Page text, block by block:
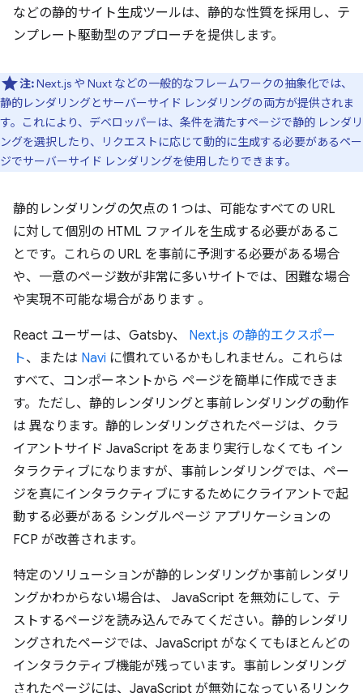
などの静的サイト生成ツールは、静的な性質を採用し、テ
ンプレート駆動型のアプローチを提供します。
注:Next.js や Nuxt などの一般的なフレームワークの抽象化では、
静的レンダリングとサーバーサイド レンダリングの両方が提供されま
す。これにより、デベロッパーは、条件を満たすページで静的 レンダリ
ングを選択したり、リクエストに応じて動的に生成する必要があるペー
ジでサーバーサイド レンダリングを使用したりできます。
静的レンダリングの欠点の 1 つは、可能なすべての URL
に対して個別の HTML ファイルを生成する必要があるこ
とです。これらの URL を事前に予測する必要がある場合
や、一意のページ数が非常に多いサイトでは、困難な場合
や実現不可能な場合があります 。
React ユーザーは、Gatsby、 Next.js の静的エクスポー
ト、または Navi に慣れているかもしれません。これらは
すべて、コンポーネントから ページを簡単に作成できま
す。ただし、静的レンダリングと事前レンダリングの動作
は 異なります。静的レンダリングされたページは、クラ
イアントサイド JavaScript をあまり実行しなくても イン
タラクティブになりますが、事前レンダリングでは、ペー
ジを真にインタラクティブにするためにクライアントで起
動する必要がある シングルページ アプリケーションの
FCP が改善されます。
特定のソリューションが静的レンダリングか事前レンダリ
ングかわからない場合は、 JavaScript を無効にして、テ
ストするページを読み込んでみてください。静的レンダリ
ングされたページでは、JavaScript がなくてもほとんどの
インタラクティブ機能が残っています。事前レンダリング
されたページには、JavaScript が無効になっているリンク